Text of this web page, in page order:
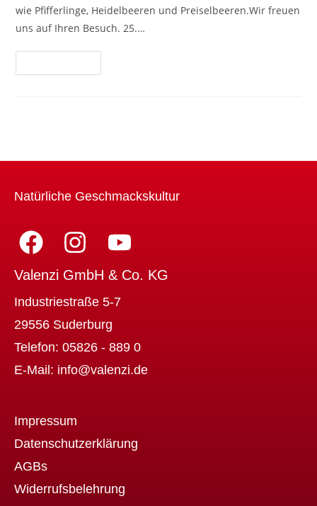
wie Pfifferlinge, Heidelbeeren und Preiselbeeren.Wir freuen
uns auf Ihren Besuch. 25.…
Natürliche Geschmackskultur
Valenzi GmbH & Co. KG
Industriestraße 5-7
29556 Suderburg
Telefon: 05826 - 889 0
E-Mail: info@valenzi.de
Impressum
Datenschutzerklärung
AGBs
Widerrufsbelehrung